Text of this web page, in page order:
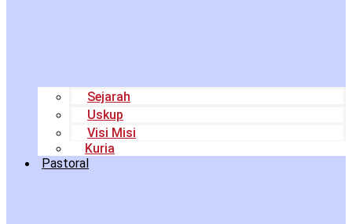
Sejarah
Uskup
Visi Misi
Kuria
Pastoral